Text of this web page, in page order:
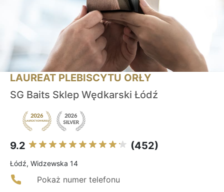
LAUREAT PLEBISCYTU ORŁY
SG Baits Sklep Wędkarski Łódź
9.2 (452)
Łódź, Widzewska 14
Pokaż numer telefonu